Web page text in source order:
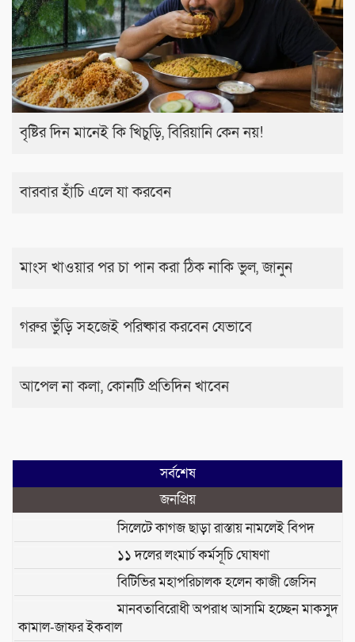
বৃষ্টির দিন মানেই কি খিচুড়ি, বিরিয়ানি কেন নয়!
বারবার হাঁচি এলে যা করবেন
মাংস খাওয়ার পর চা পান করা ঠিক নাকি ভুল, জানুন
গরুর ভুঁড়ি সহজেই পরিষ্কার করবেন যেভাবে
আপেল না কলা, কোনটি প্রতিদিন খাবেন
সর্বশেষ
জনপ্রিয়
সিলেটে কাগজ ছাড়া রাস্তায় নামলেই বিপদ
১১ দলের লংমার্চ কর্মসূচি ঘোষণা
বিটিভির মহাপরিচালক হলেন কাজী জেসিন
মানবতাবিরোধী অপরাধ আসামি হচ্ছেন মাকসুদ
কামাল-জাফর ইকবাল